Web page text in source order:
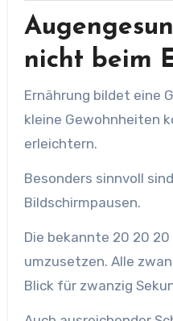
nicht beim
Ernährung bildet eine
kleine Gewohnheiten
erleichtern.
Besonders sinnvoll
Bildschirmpausen.
Die bekannte 20 20
umzusetzen. Alle
Blick für zwanzig